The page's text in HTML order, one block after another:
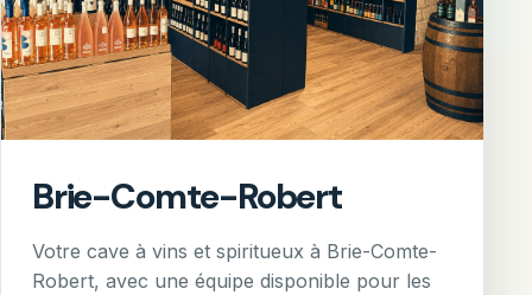
Brie-Comte-Robert
Votre cave à vins et spiritueux à Brie-Comte-
Robert, avec une équipe disponible pour les